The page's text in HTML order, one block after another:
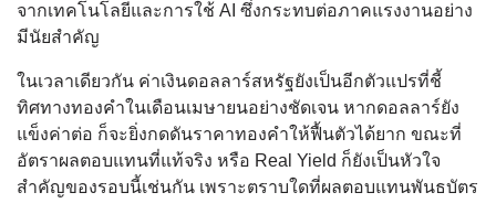
จากเทคโนโลยีและการใช้ AI ซึ่งกระทบต่อภาคแรงงานอย่าง
มีนัยสำคัญ
ในเวลาเดียวกัน ค่าเงินดอลลาร์สหรัฐยังเป็นอีกตัวแปรที่ชี้
ทิศทางทองคำในเดือนเมษายนอย่างชัดเจน หากดอลลาร์ยัง
แข็งค่าต่อ ก็จะยิ่งกดดันราคาทองคำให้ฟื้นตัวได้ยาก ขณะที่
อัตราผลตอบแทนที่แท้จริง หรือ Real Yield ก็ยังเป็นหัวใจ
สำคัญของรอบนี้เช่นกัน เพราะตราบใดที่ผลตอบแทนพันธบัตร